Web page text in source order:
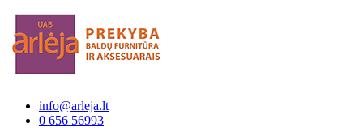
info@arleja.lt
0 656 56993